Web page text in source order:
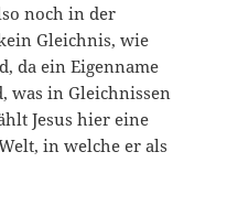
noch in der
Gleichnis, wie
da ein Eigenname
was in Gleichnissen
Jesus hier eine
in welche er als